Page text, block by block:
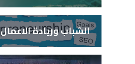
الشباب وريادة الاعمال